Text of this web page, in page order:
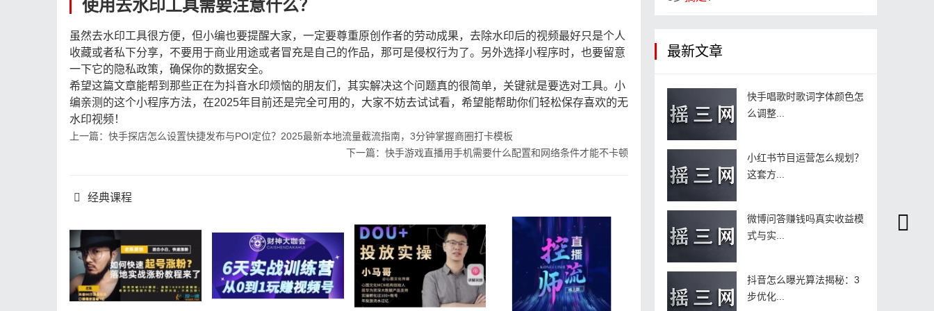
使用去水印工具需要注意什么？
虽然去水印工具很方便，但小编也要提醒大家，一定要尊重原创作者的劳动成果，去除水印后的视频最好只是个人
收藏或者私下分享，不要用于商业用途或者冒充是自己的作品，那可是侵权行为了。另外选择小程序时，也要留意
一下它的隐私政策，确保你的数据安全。
希望这篇文章能帮到那些正在为抖音水印烦恼的朋友们，其实解决这个问题真的很简单，关键就是要选对工具。小
编亲测的这个小程序方法，在2025年目前还是完全可用的，大家不妨去试试看，希望能帮助你们轻松保存喜欢的无
水印视频！
上一篇：快手探店怎么设置快捷发布与POI定位？2025最新本地流量截流指南，3分钟掌握商圈打卡模板
下一篇：快手游戏直播用手机需要什么配置和网络条件才能不卡顿
经典课程
最新文章
快手唱歌时歌词字体颜色怎
么调整...
小红书节目运营怎么规划？
这套方...
微博问答赚钱吗真实收益模
式与实...
抖音怎么曝光算法揭秘：3
步优化...